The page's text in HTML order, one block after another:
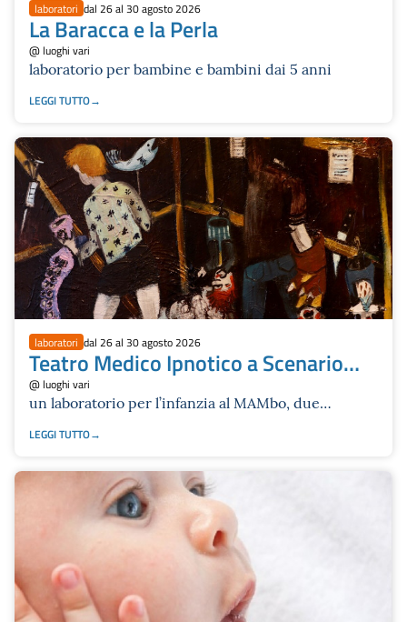
laboratori dal 26 al 30 agosto 2026
La Baracca e la Perla
@ luoghi vari
laboratorio per bambine e bambini dai 5 anni
LEGGI TUTTO
laboratori dal 26 al 30 agosto 2026
Teatro Medico Ipnotico a Scenario
Festival 2026
@ luoghi vari
un laboratorio per l’infanzia al MAMbo, due
visitare cinque persone alla volta
LEGGI TUTTO